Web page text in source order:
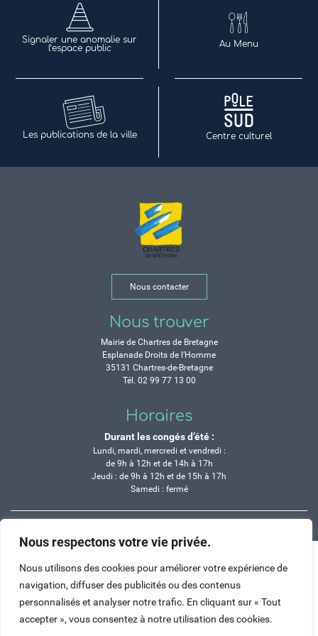
Nous respectons votre vie privée.
Nous utilisons des cookies pour améliorer votre expérience de
navigation, diffuser des publicités ou des contenus
personnalisés et analyser notre trafic. En cliquant sur « Tout
accepter », vous consentez à notre utilisation des cookies.
Signaler une anomalie sur
l’espace public
Au Menu
Les publications de la ville Centre culturel
Nous contacter
Nous trouver
Mairie de Chartres de Bretagne
Esplanade Droits de l’Homme
35131 Chartres-de-Bretagne
Tél. 02 99 77 13 00
Horaires
Durant les congés d’été :
Lundi, mardi, mercredi et vendredi :
de 9h à 12h et de 14h à 17h
Jeudi : de 9h à 12h et de 15h à 17h
Samedi : fermé
Haut de page